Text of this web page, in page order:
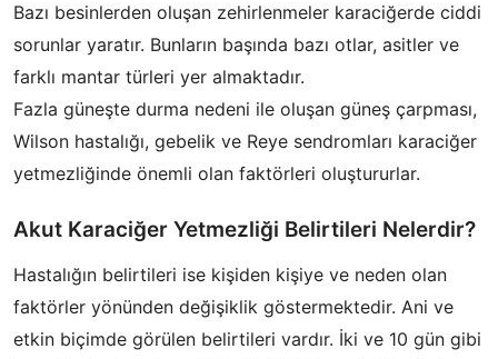
Bazı besinlerden oluşan zehirlenmeler karaciğerde ciddi
sorunlar yaratır. Bunların başında bazı otlar, asitler ve
farklı mantar türleri yer almaktadır.
Fazla güneşte durma nedeni ile oluşan güneş çarpması,
Wilson hastalığı, gebelik ve Reye sendromları karaciğer
yetmezliğinde önemli olan faktörleri oluştururlar.
Akut Karaciğer Yetmezliği Belirtileri Nelerdir?
Hastalığın belirtileri ise kişiden kişiye ve neden olan
faktörler yönünden değişiklik göstermektedir. Ani ve
etkin biçimde görülen belirtileri vardır. İki ve 10 gün gibi